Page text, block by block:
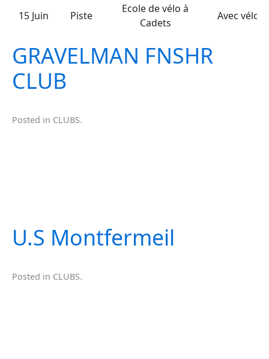
15 Juin Piste
Ecole de vélo à
Cadets
Avec vélo
GRAVELMAN FNSHR
CLUB
Posted in CLUBS.
U.S Montfermeil
Posted in CLUBS.